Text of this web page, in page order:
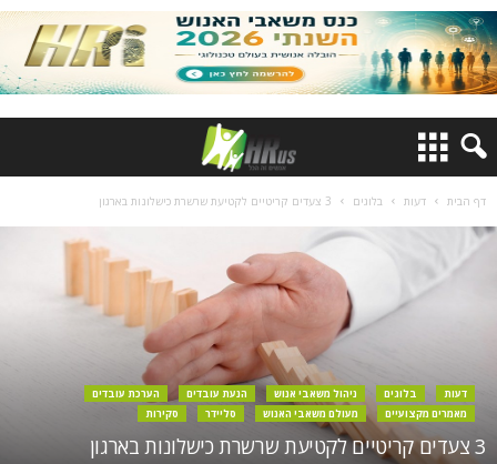
דף הבית דעות בלוגים 3 צעדים קריטיים לקטיעת שרשרת כישלונות בארגון
דעות בלוגים ניהול משאבי אנוש הנעת עובדים
הערכת עובדים
מאמרים מקצועיים
מעולם משאבי האנוש סליידר סקירות
3 צעדים קריטיים לקטיעת שרשרת כישלונות בארגון